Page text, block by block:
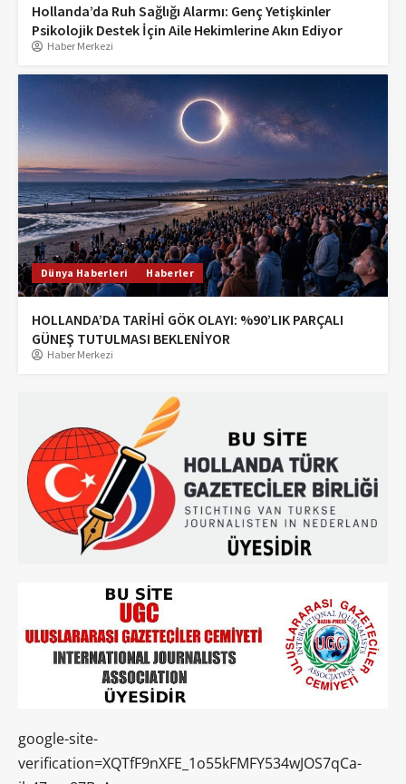
Hollanda’da Ruh Sağlığı Alarmı: Genç Yetişkinler
Psikolojik Destek İçin Aile Hekimlerine Akın Ediyor
Haber Merkezi
Dünya Haberleri Haberler
HOLLANDA’DA TARİHİ GÖK OLAYI: %90’LIK PARÇALI
GÜNEŞ TUTULMASI BEKLENİYOR
Haber Merkezi
google-site-
verification=XQTfF9nXFE_1o55kFMFY534wJOS7qCa-